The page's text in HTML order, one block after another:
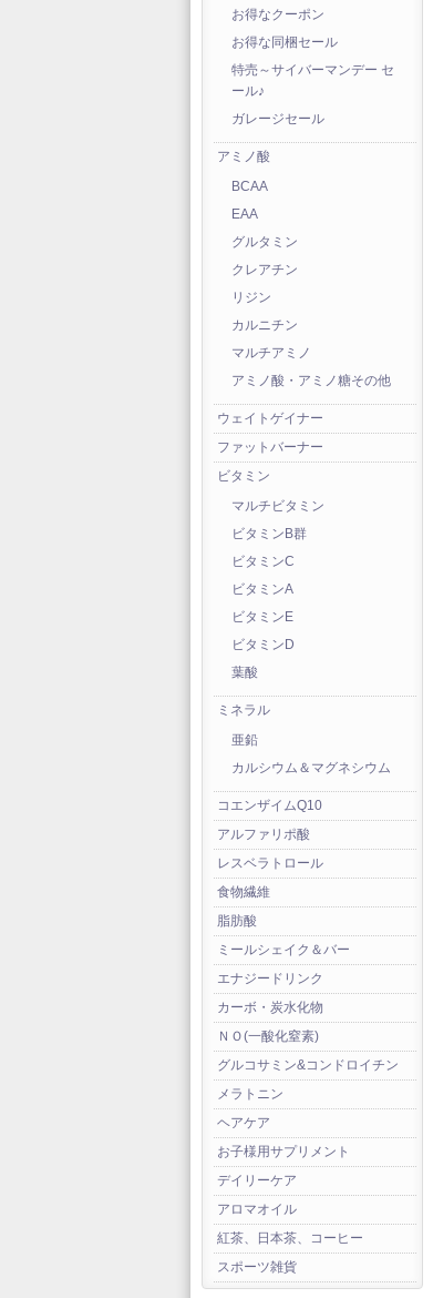
お得なクーポン
お得な同梱セール
特売～サイバーマンデー セ
ール♪
ガレージセール
アミノ酸
BCAA
EAA
グルタミン
クレアチン
リジン
カルニチン
マルチアミノ
アミノ酸・アミノ糖その他
ウェイトゲイナー
ファットバーナー
ビタミン
マルチビタミン
ビタミンB群
ビタミンC
ビタミンA
ビタミンE
ビタミンD
葉酸
ミネラル
亜鉛
カルシウム＆マグネシウム
コエンザイムQ10
アルファリポ酸
レスベラトロール
食物繊維
脂肪酸
ミールシェイク＆バー
エナジードリンク
カーボ・炭水化物
ＮＯ(一酸化窒素)
グルコサミン&コンドロイチン
メラトニン
ヘアケア
お子様用サプリメント
デイリーケア
アロマオイル
紅茶、日本茶、コーヒー
スポーツ雑貨